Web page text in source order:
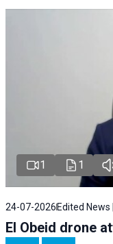
1 1
24-07-2026Edited News
El Obeid drone